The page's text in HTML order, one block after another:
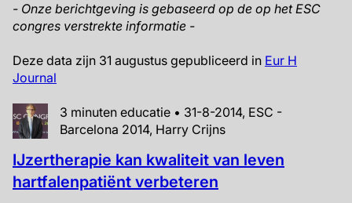
- Onze berichtgeving is gebaseerd op de op het ESC
congres verstrekte informatie -
Deze data zijn 31 augustus gepubliceerd in Eur H
Journal
3 minuten educatie • 31-8-2014, ESC -
Barcelona 2014, Harry Crijns
IJzertherapie kan kwaliteit van leven
hartfalenpatiënt verbeteren